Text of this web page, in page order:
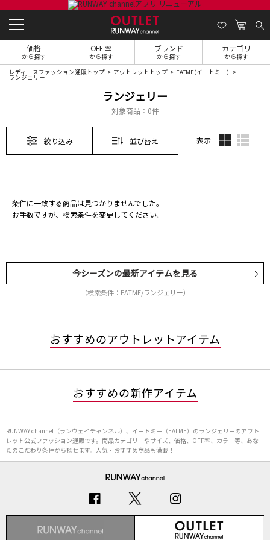
価格
から探す
OFF 率
から探す
ブランド
から探す
カテゴリ
から探す
レディースファッション通販トップ アウトレットトップ EATME(イートミー)
ランジェリー
ランジェリー
対象商品： 0件
絞り込み 並び替え 表示
条件に一致する商品は見つかりませんでした。
お手数ですが、検索条件を変更してください。
今シーズンの最新アイテムを見る
（検索条件：EATME/ランジェリー）
おすすめのアウトレットアイテム
おすすめの新作アイテム
RUNWAY channel（ランウェイチャンネル）、イートミー（EATME）のランジェリーのアウト
レット公式ファッション通販です。商品カテゴリーやサイズ、価格、OFF率、カラー等、あな
たのこだわり条件から探せます。人気・おすすめ商品も満載！